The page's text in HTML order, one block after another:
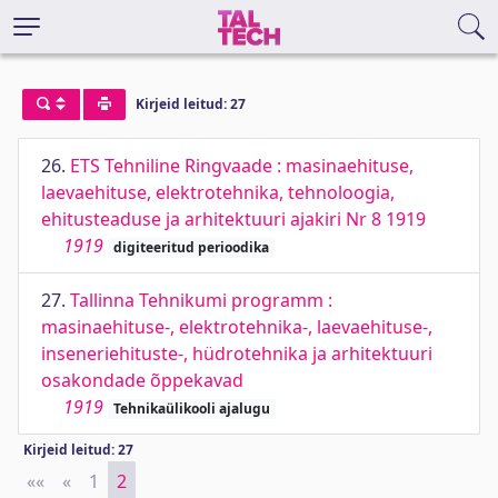
Kirjeid leitud: 27
26. ETS Tehniline Ringvaade : masinaehituse,
laevaehituse, elektrotehnika, tehnoloogia,
ehitusteaduse ja arhitektuuri ajakiri Nr 8 1919
1919 digiteeritud perioodika
27. Tallinna Tehnikumi programm :
masinaehituse-, elektrotehnika-, laevaehituse-,
inseneriehituste-, hüdrotehnika ja arhitektuuri
osakondade õppekavad
1919 Tehnikaülikooli ajalugu
Kirjeid leitud: 27
«« First
« Previous
1 2